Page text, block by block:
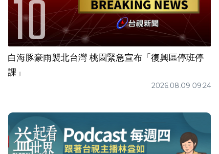
白海豚豪雨襲北台灣 桃園緊急宣布「復興區停班停
課」
2026.08.09 09:24